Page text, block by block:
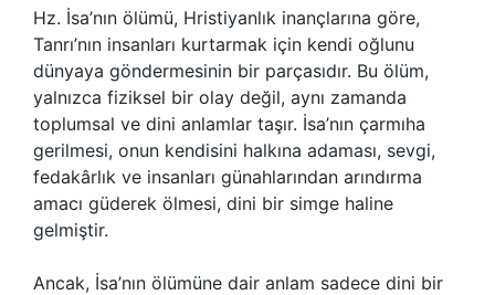
Hz. İsa’nın ölümü, Hristiyanlık inançlarına göre,
Tanrı’nın insanları kurtarmak için kendi oğlunu
dünyaya göndermesinin bir parçasıdır. Bu ölüm,
yalnızca fiziksel bir olay değil, aynı zamanda
toplumsal ve dini anlamlar taşır. İsa’nın çarmıha
gerilmesi, onun kendisini halkına adaması, sevgi,
fedakârlık ve insanları günahlarından arındırma
amacı güderek ölmesi, dini bir simge haline
gelmiştir.
Ancak, İsa’nın ölümüne dair anlam sadece dini bir